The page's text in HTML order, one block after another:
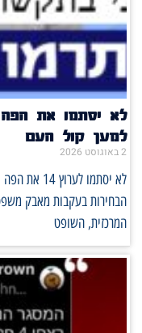
למען קול העם
2 באוגוסט 2026
לא יסתמו
הבחירות בעקבות מאבק
המרכזית, השופט